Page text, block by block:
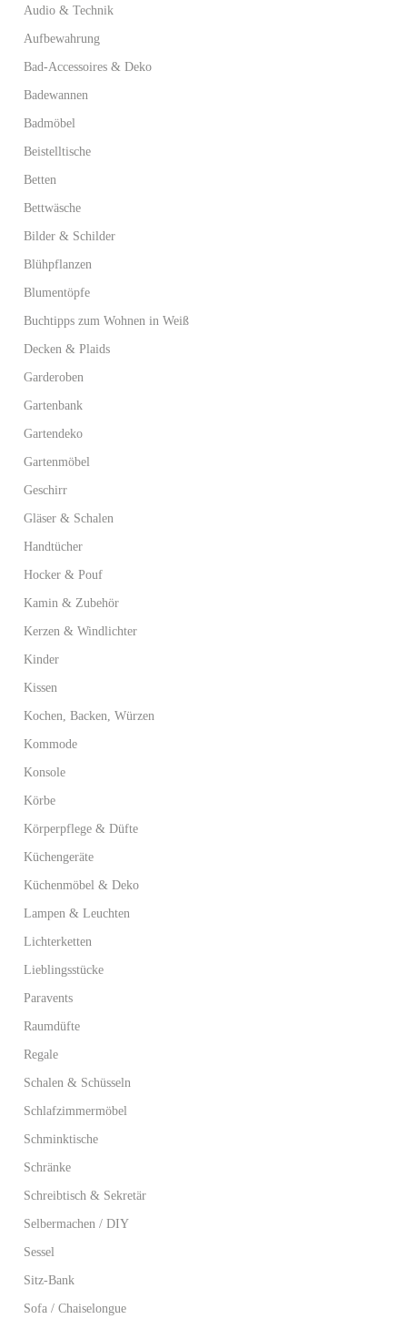
Audio & Technik
Aufbewahrung
Bad-Accessoires & Deko
Badewannen
Badmöbel
Beistelltische
Betten
Bettwäsche
Bilder & Schilder
Blühpflanzen
Blumentöpfe
Buchtipps zum Wohnen in Weiß
Decken & Plaids
Garderoben
Gartenbank
Gartendeko
Gartenmöbel
Geschirr
Gläser & Schalen
Handtücher
Hocker & Pouf
Kamin & Zubehör
Kerzen & Windlichter
Kinder
Kissen
Kochen, Backen, Würzen
Kommode
Konsole
Körbe
Körperpflege & Düfte
Küchengeräte
Küchenmöbel & Deko
Lampen & Leuchten
Lichterketten
Lieblingsstücke
Paravents
Raumdüfte
Regale
Schalen & Schüsseln
Schlafzimmermöbel
Schminktische
Schränke
Schreibtisch & Sekretär
Selbermachen / DIY
Sessel
Sitz-Bank
Sofa / Chaiselongue